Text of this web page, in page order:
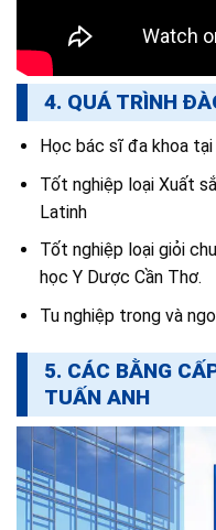
4. QUÁ TRÌNH
Học bác sĩ đa khoa
Tốt nghiệp loại Xuất
Latinh
Tốt nghiệp loại giỏi
học Y Dược Cần Thơ.
Tu nghiệp trong và
5. CÁC BẰNG
TUẤN ANH